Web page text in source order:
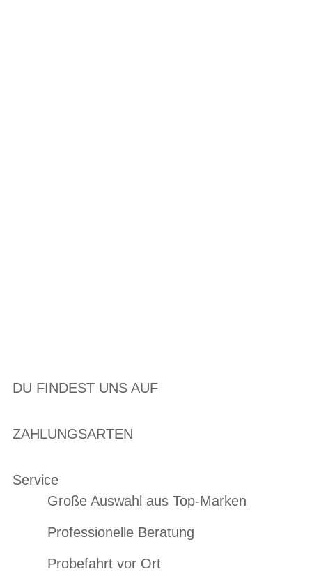
DU FINDEST UNS AUF
ZAHLUNGSARTEN
Service
Große Auswahl aus Top-Marken
Professionelle Beratung
Probefahrt vor Ort